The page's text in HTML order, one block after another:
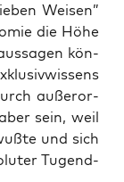
Wei­sen”
die Höhe
kön­
außer­or­
sein, weil
und sich
Tugend­